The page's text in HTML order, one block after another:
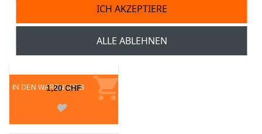
Fixierbinde: 3 m x 6 cm
IN DEN WARENKORB
1,20 CHF
ALLE ABLEHNEN
ICH AKZEPTIERE